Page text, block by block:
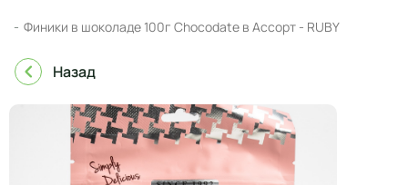
Финики в шоколаде 100г Chocodate в Ассорт - RUBY
Назад